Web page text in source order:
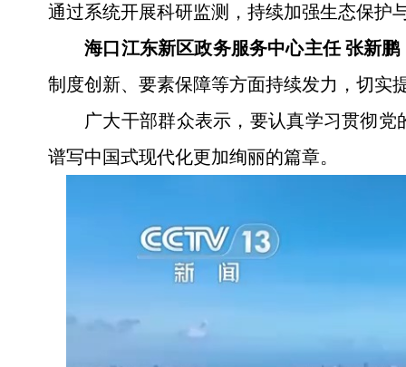
通过系统开展科研监测，持续加强生态保护
海口江东新区政务服务中心主任 张新鹏
制度创新、要素保障等方面持续发力，切实
广大干部群众表示，要认真学习贯彻
谱写中国式现代化更加绚丽的篇章。